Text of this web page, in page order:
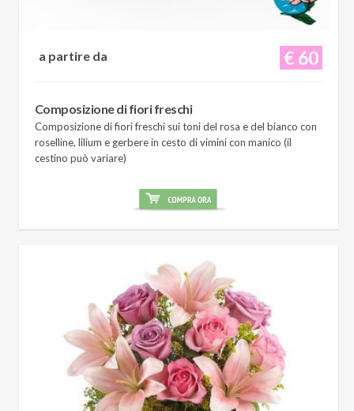
€ 60
a partire da
Composizione di fiori freschi
Composizione di fiori freschi sui toni del rosa e del bianco con
roselline, lilium e gerbere in cesto di vimini con manico (il
cestino può variare)